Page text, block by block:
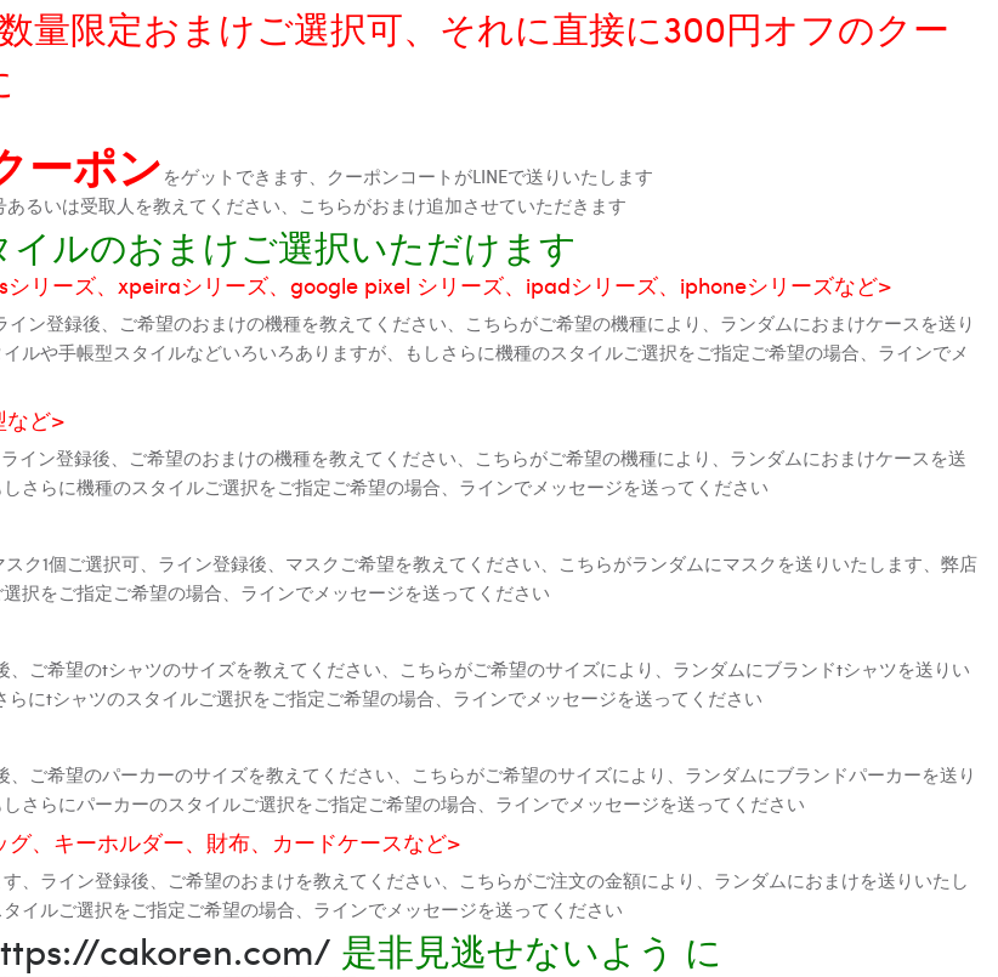
量限定おまけご選択可、それに直接に300円オフのクー
ーポンをゲットできます、クーポンコートがLINEで送りいたします
るいは受取人を教えてください、こちらがおまけ追加させていただきます
ルのおまけご選択いただけます
リーズ、xpeiraシリーズ、google pixel シリーズ、ipadシリーズ、iphoneシリーズなど>
ン登録後、ご希望のおまけの機種を教えてください、こちらがご希望の機種により、ランダムにおまけケースを送り
ルや手帳型スタイルなどいろいろありますが、もしさらに機種のスタイルご選択をご指定ご希望の場合、ラインでメ
ど>
イン登録後、ご希望のおまけの機種を教えてください、こちらがご希望の機種により、ランダムにおまけケースを送
さらに機種のスタイルご選択をご指定ご希望の場合、ラインでメッセージを送ってください
ク1個ご選択可、ライン登録後、マスクご希望を教えてください、こちらがランダムにマスクを送りいたします、弊店
択をご指定ご希望の場合、ラインでメッセージを送ってください
ご希望のtシャツのサイズを教えてください、こちらがご希望のサイズにより、ランダムにブランドtシャツを送りい
にtシャツのスタイルご選択をご指定ご希望の場合、ラインでメッセージを送ってください
ご希望のパーカーのサイズを教えてください、こちらがご希望のサイズにより、ランダムにブランドパーカーを送り
さらにパーカーのスタイルご選択をご指定ご希望の場合、ラインでメッセージを送ってください
、キーホルダー、財布、カードケースなど>
、ライン登録後、ご希望のおまけを教えてください、こちらがご注文の金額により、ランダムにおまけを送りいたし
イルご選択をご指定ご希望の場合、ラインでメッセージを送ってください
cakoren.com/ 是非見逃せないよう に